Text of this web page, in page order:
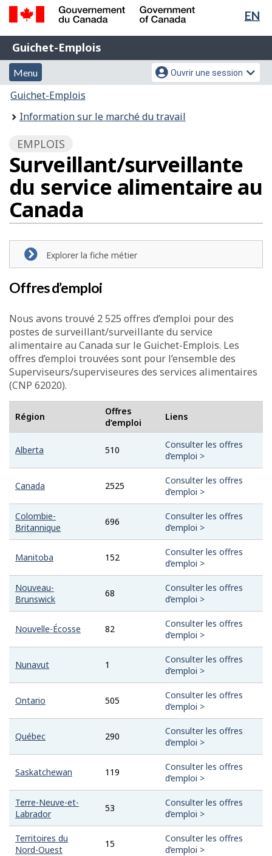
Passer
principal
Passer
version
HTML
simplifiée
de
EN
Gouvernement
du
Canada
Government
of
Canada
Guichet-
Emplois
Guichet-Emplois
Menu
et
recherche
Menu
Menu
des
paramètres
du
compte
Ouvrir une session
Vous
êtes
Guichet-Emplois
Information sur le marché du travail
EMPLOIS
Surveillant/surveillante
du service alimentaire au
Canada
Explorer la fiche métier
Offres d’emploi
Nous avons trouvé 2 525 offres d’emploi pour des
postes de surveillant/surveillante du service
alimentaire au Canada sur le Guichet-Emplois. Les
offres d’emploi trouvées sont pour l’ensemble des
Superviseurs/superviseures des services alimentaires
(CNP 62020).
Région
Offres
d’emploi
Liens
Alberta 510
Consulter les offres
d’emploi >
Canada 2525
Consulter les offres
d’emploi >
Colombie-
Britannique
696
Consulter les offres
d’emploi >
Manitoba 152
Consulter les offres
d’emploi >
Nouveau-
Brunswick
68
Consulter les offres
d’emploi >
Nouvelle-Écosse 82
Consulter les offres
d’emploi >
Nunavut 1
Consulter les offres
d’emploi >
Ontario 505
Consulter les offres
d’emploi >
Québec 290
Consulter les offres
d’emploi >
Saskatchewan 119
Consulter les offres
d’emploi >
Terre-Neuve-et-
Labrador
53
Consulter les offres
d’emploi >
Territoires du
Nord-Ouest
15
Consulter les offres
d’emploi >